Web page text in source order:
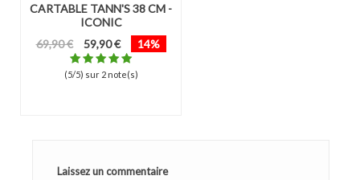
CARTABLE TANN'S 38 CM -
ICONIC
69,90 €
59,90 € 14%
(5/5) sur 2 note(s)
Laissez un commentaire